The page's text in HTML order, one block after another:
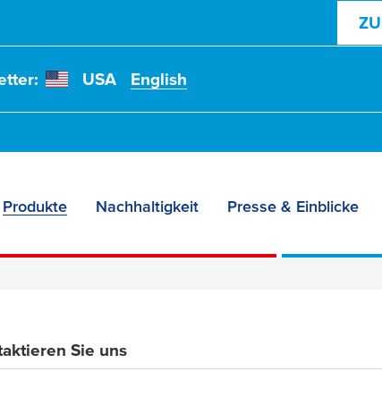
USA English
Produkte Nachhaltigkeit Presse & Einblicke
Ihr
Sie uns